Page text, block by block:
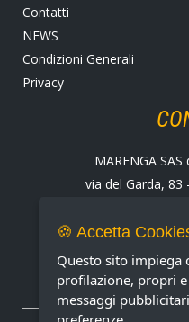
Contatti
NEWS
Condizioni Generali
Privacy
MARENGA
via del Garda, 83
Fax
E-mail:
Partita
🍪 Accetta
Questo sito impiega
profilazione, propri
messaggi